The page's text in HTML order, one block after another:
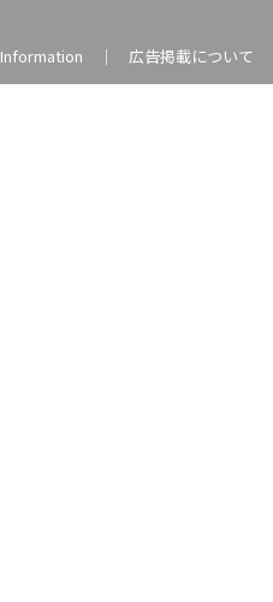
Information ｜ 広告掲載について